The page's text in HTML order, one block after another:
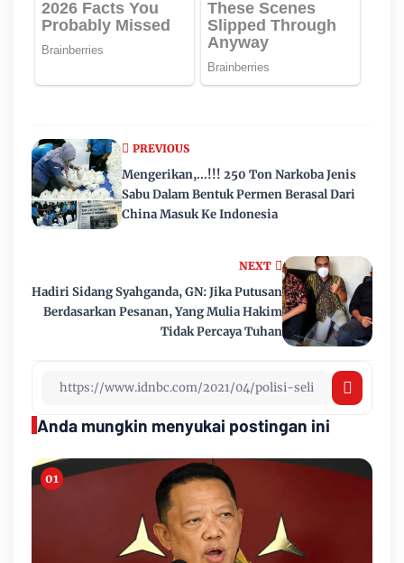
NEXT
Hadiri Sidang Syahganda, GN: Jika Putusan
Berdasarkan Pesanan, Yang Mulia Hakim
Tidak Percaya Tuhan
PREVIOUS
Mengerikan,...!!! 250 Ton Narkoba Jenis
Sabu Dalam Bentuk Permen Berasal Dari
China Masuk Ke Indonesia
Anda mungkin menyukai postingan ini